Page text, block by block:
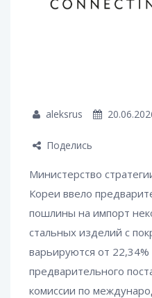
aleksrus
Поделись
Министерство
Кореи ввело
пошлины на импорт
стальных изделий с
варьируются от
предварительного
комиссии по